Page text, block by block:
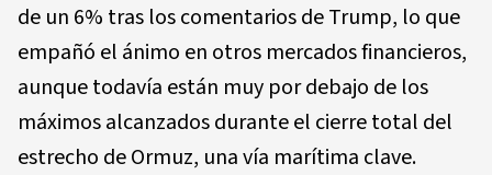
de un 6% tras los comentarios de Trump, lo que
empañó el ánimo en otros mercados financieros,
aunque todavía están muy por debajo de los
máximos alcanzados durante el cierre total del
estrecho de Ormuz, una vía marítima clave.